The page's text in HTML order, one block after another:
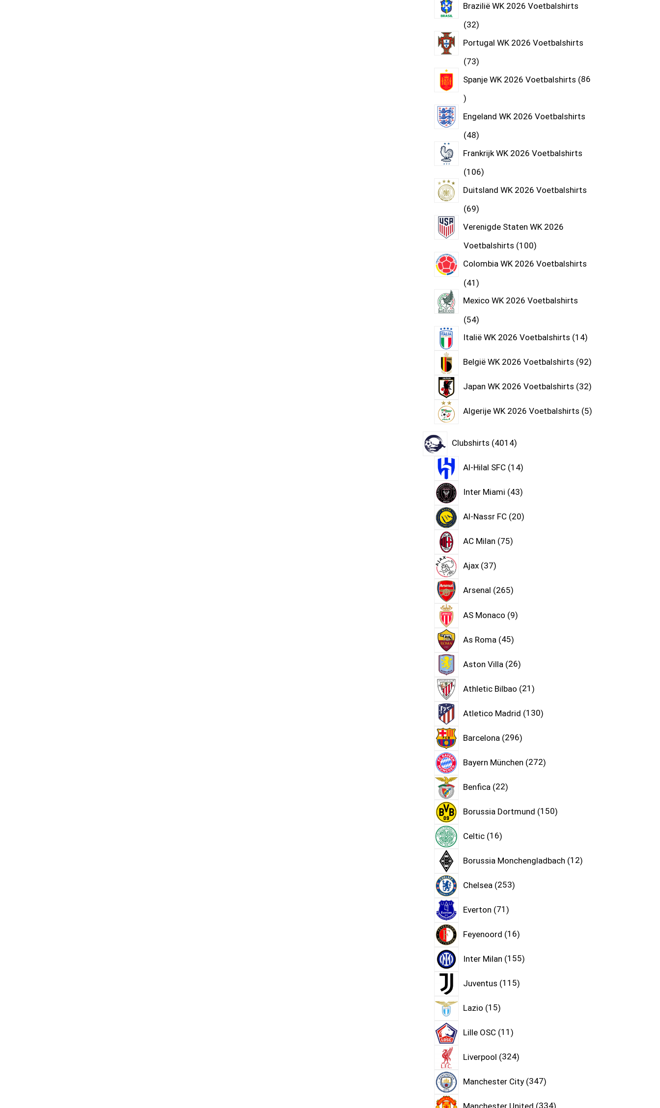
Brazilië WK 2026 Voetbalshirts
32
Portugal WK 2026 Voetbalshirts
73
Spanje WK 2026 Voetbalshirts 86
Engeland WK 2026 Voetbalshirts
48
Frankrijk WK 2026 Voetbalshirts
106
Duitsland WK 2026 Voetbalshirts
69
Verenigde Staten WK 2026
Voetbalshirts 100
Colombia WK 2026 Voetbalshirts
41
Mexico WK 2026 Voetbalshirts
54
Italië WK 2026 Voetbalshirts 14
België WK 2026 Voetbalshirts 92
Japan WK 2026 Voetbalshirts 32
Algerije WK 2026 Voetbalshirts 5
Clubshirts 4014
Al-Hilal SFC 14
Inter Miami 43
Al-Nassr FC 20
AC Milan 75
Ajax 37
Arsenal 265
AS Monaco 9
As Roma 45
Aston Villa 26
Athletic Bilbao 21
Atletico Madrid 130
Barcelona 296
Bayern München 272
Benfica 22
Borussia Dortmund 150
Celtic 16
Borussia Monchengladbach 12
Chelsea 253
Everton 71
Feyenoord 16
Inter Milan 155
Juventus 115
Lazio 15
Lille OSC 11
Liverpool 324
Manchester City 347
Manchester United 334